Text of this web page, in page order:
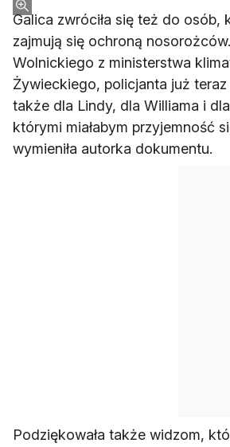
Galica zwróciła się też do osób,
zajmują się ochroną
Wolnickiego z ministerstwa
Żywieckiego, policjanta już teraz
także dla Lindy, dla Williama i
którymi miałabym przyjemność
wymieniła autorka dokumentu.
Podziękowała także widzom,